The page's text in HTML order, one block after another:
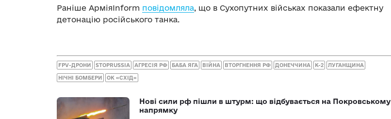
Раніше АрміяInform повідомляла, що в Сухопутних військах показали ефектну
детонацію російського танка.
FPV-ДРОНИ STOPRUSSIA АГРЕСІЯ РФ БАБА ЯГА ВІЙНА ВТОРГНЕННЯ РФ ДОНЕЧЧИНА К-2 ЛУГАНЩИНА
НІЧНІ БОМБЕРИ ОК «СХІД»
Нові сили рф пішли в штурм: що відбувається на Покровському
напрямку